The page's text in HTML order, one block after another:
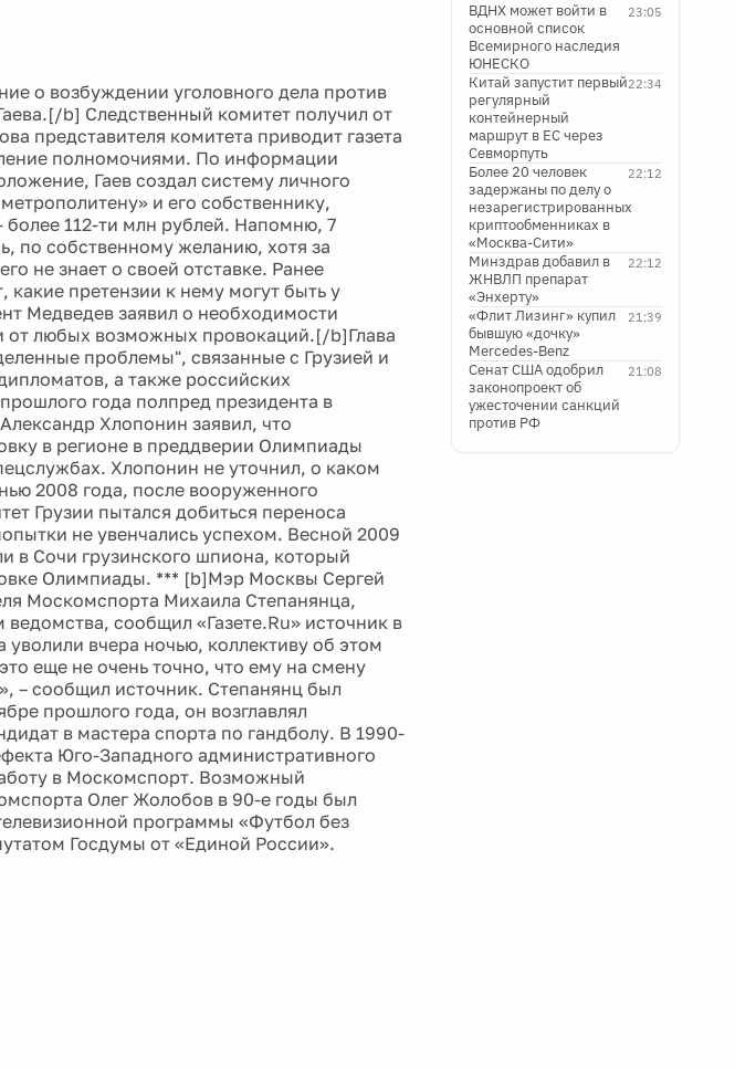
о возбуждении уголовного дела против
b] Следственный комитет получил от
представителя комитета приводит газета
полномочиями. По информации
Гаев создал систему личного
и его собственнику,
112-ти млн рублей. Напомню, 7
по собственному желанию, хотя за
не знает о своей отставке. Ранее
какие претензии к нему могут быть у
Медведев заявил о необходимости
любых возможных провокаций.[/b]Глава
проблемы", связанные с Грузией и
а также российских
года полпред президента в
Хлопонин заявил, что
в регионе в преддверии Олимпиады
Хлопонин не уточнил, о каком
2008 года, после вооруженного
Грузии пытался добиться переноса
не увенчались успехом. Весной 2009
в Сочи грузинского шпиона, который
Олимпиады. *** [b]Мэр Москвы Сергей
Москомспорта Михаила Степанянца,
сообщил «Газете.Ru» источник в
вчера ночью, коллективу об этом
еще не очень точно, что ему на смену
– сообщил источник. Степанянц был
прошлого года, он возглавлял
в мастера спорта по гандболу. В 1990-
Юго-Западного административного
в Москомспорт. Возможный
Олег Жолобов в 90-е годы был
программы «Футбол без
Госдумы от «Единой России».
23:05
ВДНХ может войти в
основной список
Всемирного наследия
ЮНЕСКО
22:34
Китай запустит первый
регулярный
контейнерный
маршрут в ЕС через
Севморпуть
22:12
Более 20 человек
задержаны по делу о
незарегистрированных
криптообменниках в
«Москва-Сити»
22:12
Минздрав добавил в
ЖНВЛП препарат
«Энхерту»
21:39
«Флит Лизинг» купил
бывшую «дочку»
Mercedes-Benz
21:08
Сенат США одобрил
законопроект об
ужесточении санкций
против РФ